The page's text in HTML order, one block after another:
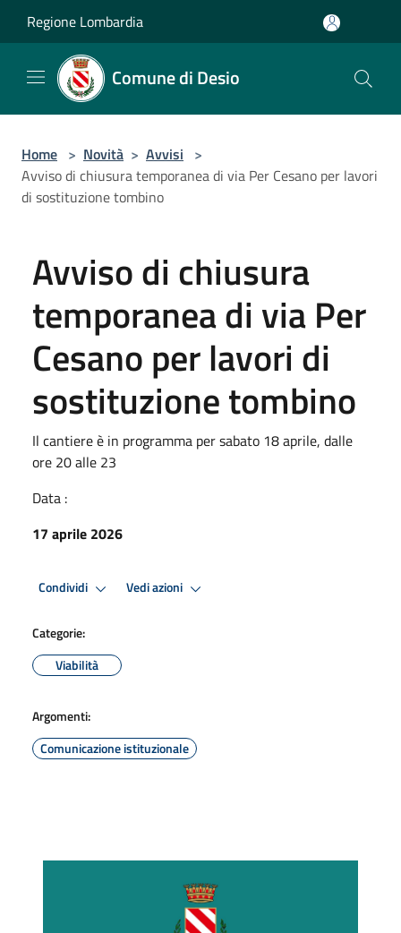
Regione Lombardia
Comune di Desio
Home > Novità > Avvisi >
Avviso di chiusura temporanea di via Per Cesano per lavori
di sostituzione tombino
Avviso di chiusura
temporanea di via Per
Cesano per lavori di
sostituzione tombino
Il cantiere è in programma per sabato 18 aprile, dalle
ore 20 alle 23
Data :
17 aprile 2026
Condividi Vedi azioni
Categorie:
Viabilità
Argomenti:
Comunicazione istituzionale